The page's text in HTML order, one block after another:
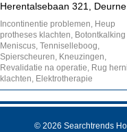
Herentalsebaan 321, Deurne
Incontinentie problemen, Heup
protheses klachten, Botontkalking
Meniscus, Tenniselleboog,
Spierscheuren, Kneuzingen,
Revalidatie na operatie, Rug
klachten, Elektrotherapie
© 2026 Searchtrends